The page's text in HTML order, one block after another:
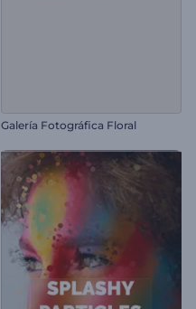
Galería Fotográfica Floral